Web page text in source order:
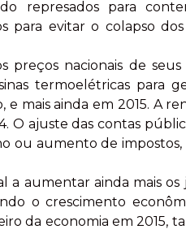
represados para
para evitar o colapso
nacionais de seus
termoelétricas para
mais ainda em 2015. A
O ajuste das contas
ou aumento de
a aumentar ainda mais os
o crescimento
da economia em 2015,